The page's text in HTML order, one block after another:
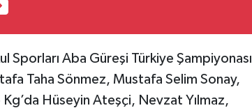
Sporları Aba Güreşi Türkiye Şampiyonası
Taha Sönmez, Mustafa Selim Sonay,
Hüseyin Ateşçi, Nevzat Yılmaz,